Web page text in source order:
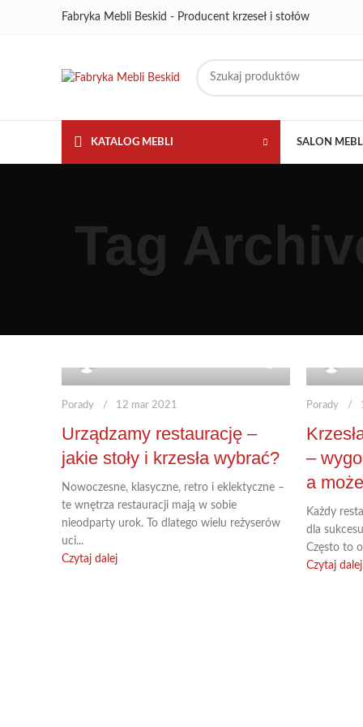
Fabryka Mebli Beskid - Producent krzeseł i stołów
KATALOG MEBLI SALON
Tag
Porady 12 mar 2021
Urządzamy restaurację –
jakie stoły i krzesła wybrać?
Nowoczesne, klasyczne, retro i eklektyczne –
te wnętrza restauracji mają w sobie
nieodparty urok. To dlatego wielu reżyserów
uci...
Czytaj dalej
Porady
–
a
Każdy
dla
Często to
Czytaj dalej